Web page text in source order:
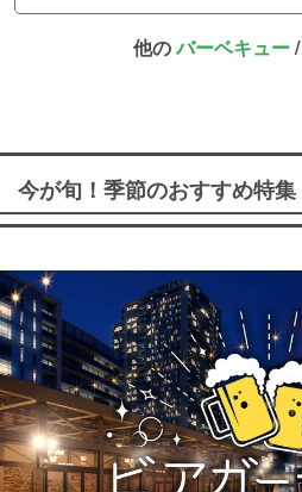
他のバーベキュー/
今が旬！季節のおすすめ特集